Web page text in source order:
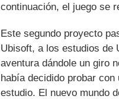
continuación, el juego se
Este segundo proyecto
Ubisoft, a los estudios de
aventura dándole un giro
había decidido probar
estudio. El nuevo mundo